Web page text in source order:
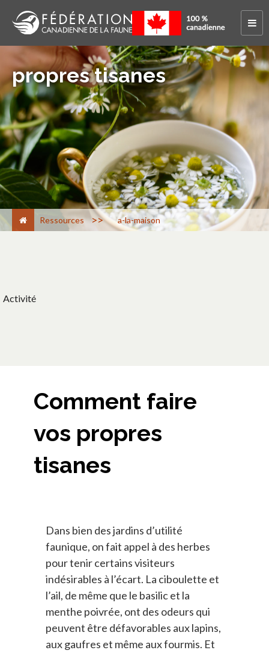
propres tisanes
Ressources > a-la-maison
Activité
Comment faire
vos propres
tisanes
Dans bien des jardins d’utilité
faunique, on fait appel à des herbes
pour tenir certains visiteurs
indésirables à l’écart. La ciboulette et
l’ail, de même que le basilic et la
menthe poivrée, ont des odeurs qui
peuvent être défavorables aux lapins,
aux gaufres et même aux fourmis. Et